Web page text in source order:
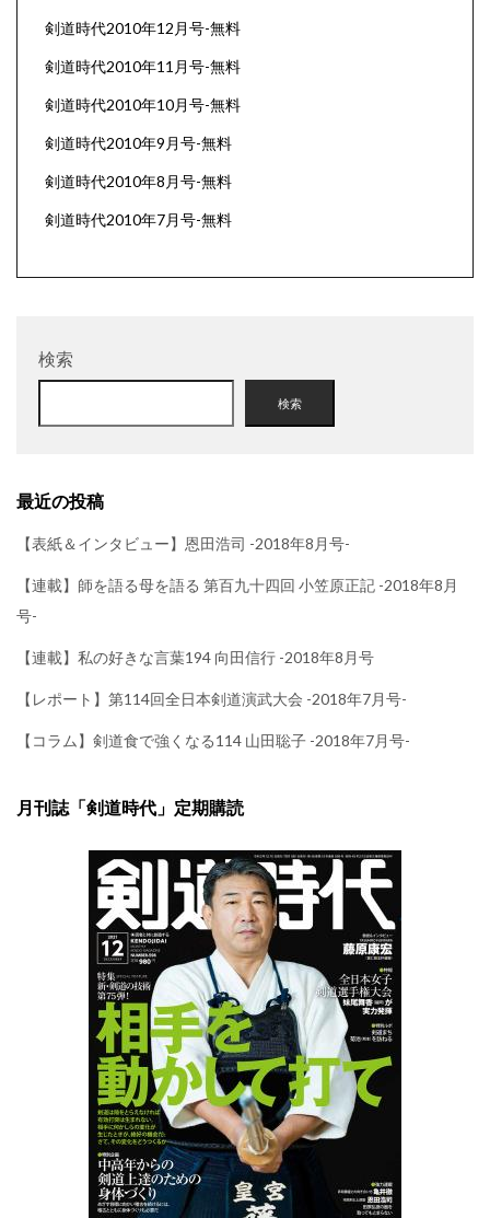
剣道時代2010年12月号-無料
剣道時代2010年11月号-無料
剣道時代2010年10月号-無料
剣道時代2010年9月号-無料
剣道時代2010年8月号-無料
剣道時代2010年7月号-無料
検索
検索
最近の投稿
【表紙＆インタビュー】恩田浩司 -2018年8月号-
【連載】師を語る母を語る 第百九十四回 小笠原正記 -2018年8月
号-
【連載】私の好きな言葉194 向田信行 -2018年8月号
【レポート】第114回全日本剣道演武大会 -2018年7月号-
【コラム】剣道食で強くなる114 山田聡子 -2018年7月号-
月刊誌「剣道時代」定期購読